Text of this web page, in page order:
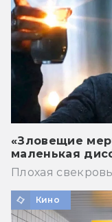
«Зловещие
маленькая
Плохая
Кино